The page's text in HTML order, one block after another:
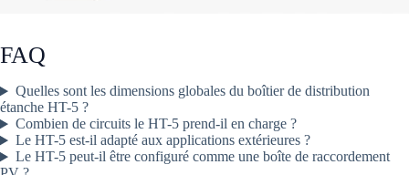
FAQ
Quelles sont les dimensions globales du boîtier de distribution
étanche HT-5 ?
Combien de circuits le HT-5 prend-il en charge ?
Le HT-5 est-il adapté aux applications extérieures ?
Le HT-5 peut-il être configuré comme une boîte de raccordement